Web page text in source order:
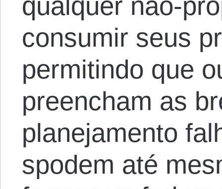
consumir seus
permitindo que
preencham as
planejamento
spodem até